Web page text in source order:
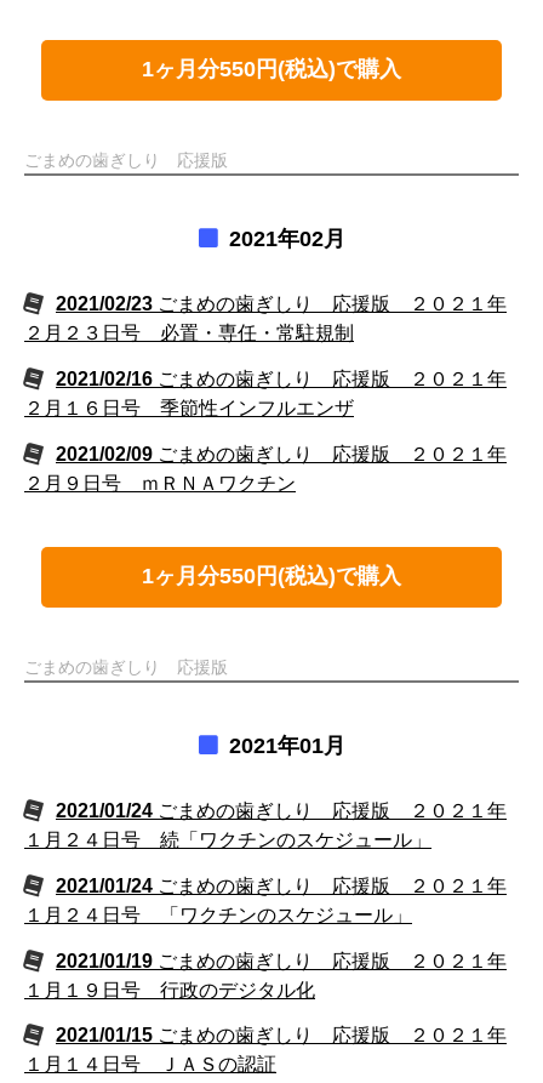
1ヶ月分550円(税込)で購入
ごまめの歯ぎしり 応援版
2021年02月
2021/02/23 ごまめの歯ぎしり 応援版 ２０２１年
２月２３日号 必置・専任・常駐規制
2021/02/16 ごまめの歯ぎしり 応援版 ２０２１年
２月１６日号 季節性インフルエンザ
2021/02/09 ごまめの歯ぎしり 応援版 ２０２１年
２月９日号 ｍＲＮＡワクチン
1ヶ月分550円(税込)で購入
ごまめの歯ぎしり 応援版
2021年01月
2021/01/24 ごまめの歯ぎしり 応援版 ２０２１年
１月２４日号 続「ワクチンのスケジュール」
2021/01/24 ごまめの歯ぎしり 応援版 ２０２１年
１月２４日号 「ワクチンのスケジュール」
2021/01/19 ごまめの歯ぎしり 応援版 ２０２１年
１月１９日号 行政のデジタル化
2021/01/15 ごまめの歯ぎしり 応援版 ２０２１年
１月１４日号 ＪＡＳの認証